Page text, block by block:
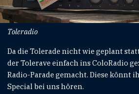
Toleradio
Da die Tolerade nicht wie geplant
der Tolerave einfach ins ColoRadio
Radio-Parade gemacht. Diese könnt
Special bei uns hören.